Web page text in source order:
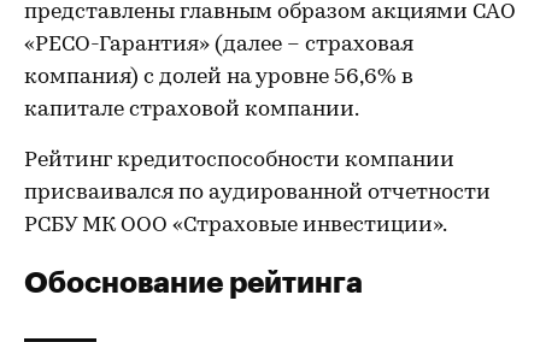
представлены главным образом акциями САО
«РЕСО-Гарантия» (далее – страховая
компания) с долей на уровне 56,6% в
капитале страховой компании.
Рейтинг кредитоспособности компании
присваивался по аудированной отчетности
РСБУ МК ООО «Страховые инвестиции».
Обоснование рейтинга